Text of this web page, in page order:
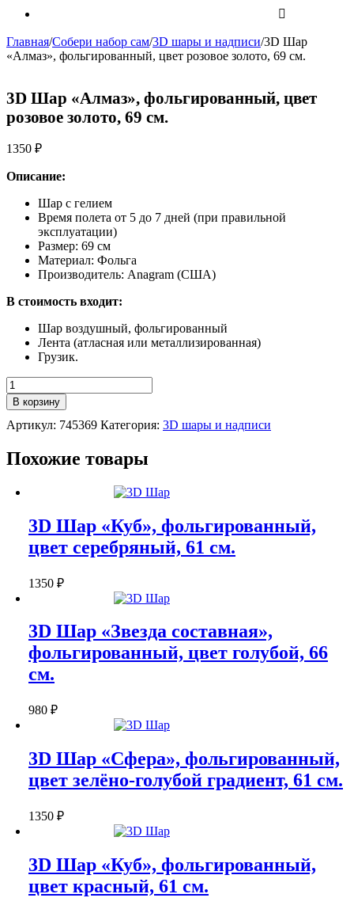
Главная/Собери набор сам/3D шары и надписи/3D Шар
«Алмаз», фольгированный, цвет розовое золото, 69 см.
3D Шар «Алмаз», фольгированный, цвет
розовое золото, 69 см.
1350 ₽
Описание:
Шар с гелием
Время полета от 5 до 7 дней (при правильной
эксплуатации)
Размер: 69 см
Материал: Фольга
Производитель: Anagram (США)
В стоимость входит:
Шар воздушный, фольгированный
Лента (атласная или металлизированная)
Грузик.
Количество
3D
Шар
"Алмаз",
цвет
розовое
69
В корзину
Артикул: 745369 Категория: 3D шары и надписи
Похожие товары
3D Шар «Куб», фольгированный,
цвет серебряный, 61 см.
1350 ₽
3D Шар «Звезда составная»,
фольгированный, цвет голубой, 66
см.
980 ₽
3D Шар «Сфера», фольгированный,
цвет зелёно-голубой градиент, 61 см.
1350 ₽
3D Шар «Куб», фольгированный,
цвет красный, 61 см.